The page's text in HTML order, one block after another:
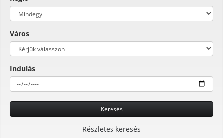
Város
Indulás
Keresés
Részletes keresés